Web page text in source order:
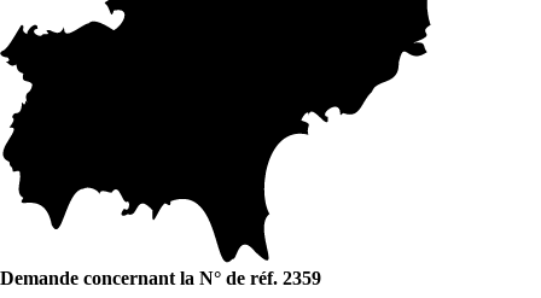
Demande concernant la N° de réf. 2359